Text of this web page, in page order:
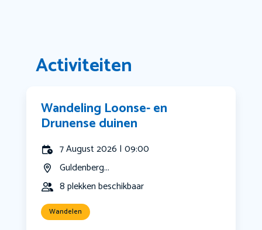
Activiteiten
Wandeling Loonse- en
Drunense duinen
7 August 2026 | 09:00
Guldenberg...
8 plekken beschikbaar
Wandelen